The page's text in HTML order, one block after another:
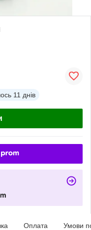
11 днів
Оплата Умови